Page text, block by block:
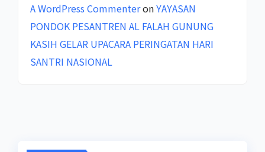
A WordPress CommenteronYAYASAN
PONDOK PESANTREN AL FALAH GUNUNG
KASIH GELAR UPACARA PERINGATAN HARI
SANTRI NASIONAL